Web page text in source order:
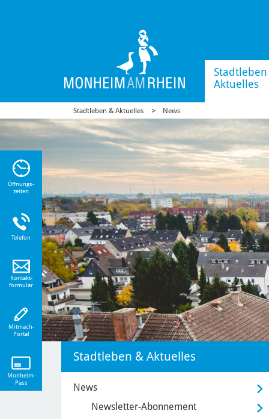
Aktuelles
Stadtleben & Aktuelles News
Stadtleben & Aktuelles
News
Newsletter-Abonnement
Öffnungs-
zeiten
Telefon
Kontakt-
formular
Mitmach-
Portal
Monheim-
Pass
Sie
zu